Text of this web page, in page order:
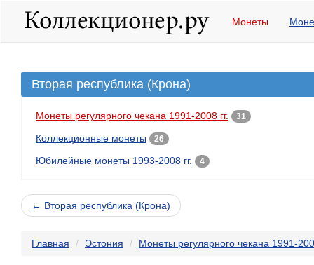
Монеты
Вторая республика (Крона)
Монеты регулярного чекана 1991-2008 гг. 31
Коллекционные монеты 26
Юбилейные монеты 1993-2008 гг. 4
← Вторая республика (Крона)
Главная Эстония Монеты регулярного чекана 1991-